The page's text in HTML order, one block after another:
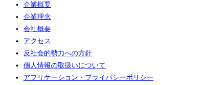
企業概要
企業理念
会社概要
アクセス
反社会的勢力への方針
個人情報の取扱いについて
アプリケーション・プライバシーポリシー